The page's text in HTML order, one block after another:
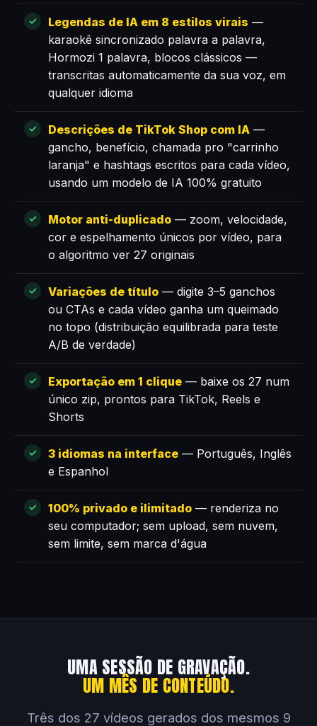
Legendas de IA em 8 estilos virais —
karaokê sincronizado palavra a palavra,
Hormozi 1 palavra, blocos clássicos —
transcritas automaticamente da sua voz, em
qualquer idioma
Descrições de TikTok Shop com IA —
gancho, benefício, chamada pro "carrinho
laranja" e hashtags escritos para cada vídeo,
usando um modelo de IA 100% gratuito
Motor anti-duplicado — zoom, velocidade,
cor e espelhamento únicos por vídeo, para
o algoritmo ver 27 originais
Variações de título — digite 3–5 ganchos
ou CTAs e cada vídeo ganha um queimado
no topo (distribuição equilibrada para teste
A/B de verdade)
Exportação em 1 clique — baixe os 27 num
único zip, prontos para TikTok, Reels e
Shorts
3 idiomas na interface — Português, Inglês
e Espanhol
100% privado e ilimitado — renderiza no
seu computador; sem upload, sem nuvem,
sem limite, sem marca d'água
UMA SESSÃO DE GRAVAÇÃO.
UM MÊS DE CONTEÚDO.
Três dos 27 vídeos gerados dos mesmos 9